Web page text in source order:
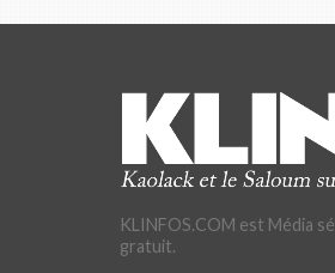
KLINFOS.COM est Média
gratuit.